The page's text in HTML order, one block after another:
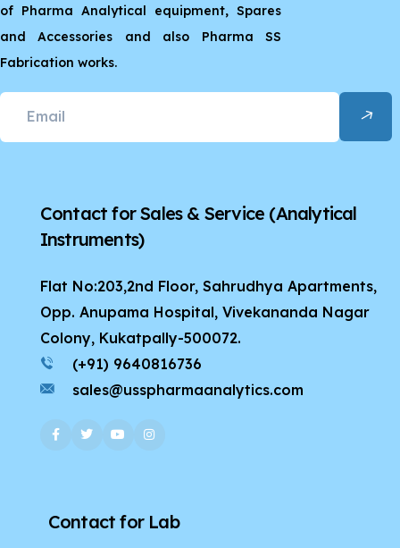
of Pharma Analytical equipment, Spares
and Accessories and also Pharma SS
Fabrication works.
Contact for Sales & Service (Analytical
Instruments)
Flat No:203,2nd Floor, Sahrudhya Apartments,
Opp. Anupama Hospital, Vivekananda Nagar
Colony, Kukatpally-500072.
(+91) 9640816736
sales@usspharmaanalytics.com
Contact for Lab